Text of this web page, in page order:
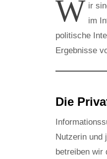
W ir
im
politische
Ergebnisse
Die
Nutzerin und
betreiben wir